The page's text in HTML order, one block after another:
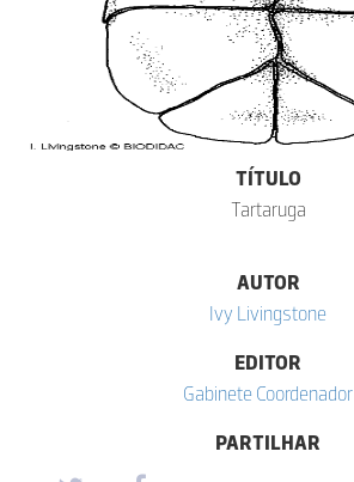
TÍTULO
Tartaruga
AUTOR
Ivy Livingstone
EDITOR
Gabinete Coordenador
PARTILHAR